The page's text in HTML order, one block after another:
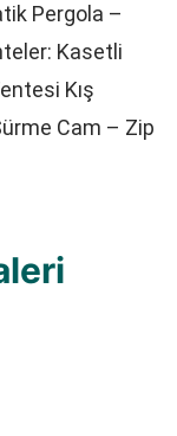
Pergola –
Kasetli
Kış
Cam – Zip